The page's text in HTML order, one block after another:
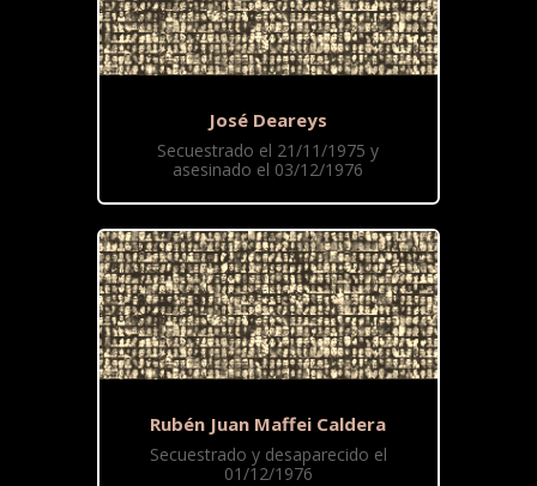
José Deareys
Secuestrado el 21/11/1975 y
asesinado el 03/12/1976
Rubén Juan Maffei Caldera
Secuestrado y desaparecido el
01/12/1976